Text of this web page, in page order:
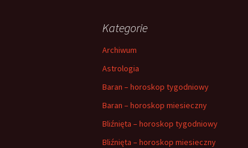
Kategorie
Archiwum
Astrologia
Baran – horoskop tygodniowy
Baran – horoskop miesieczny
Bliźnięta – horoskop tygodniowy
Bliźnięta – horoskop miesieczny